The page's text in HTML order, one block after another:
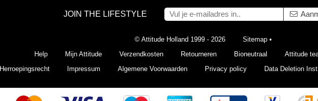
JOIN THE LIFESTYLE
© Attitude Holland 1999 - 2026 Sitemap •
Help
Mijn Attitude Verzendkosten Retourneren Bioneutraal
Attitude
Herroepingsrecht
Impressum Algemene Voorwaarden Privacy policy Data Deletion